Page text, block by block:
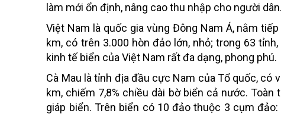
làm mới ổn định, nâng cao thu nhập cho người dân.
Việt Nam là quốc gia vùng Đông Nam Á, nằm
km, có trên 3.000 hòn đảo lớn, nhỏ; trong 63
kinh tế biển của Việt Nam rất đa dạng, phong phú.
Cà Mau là tỉnh địa đầu cực Nam của Tổ quốc, có
km, chiếm 7,8% chiều dài bờ biển cả nước.
giáp biển. Trên biển có 10 đảo thuộc 3 cụm